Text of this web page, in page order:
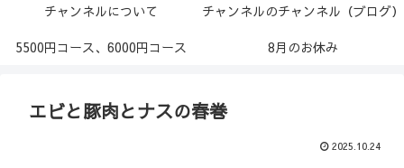
チャンネルについて
チャンネルのチャンネル（ブログ）
5500円コース、6000円コース
8月のお休み
エビと豚肉とナスの春巻
2025.10.24